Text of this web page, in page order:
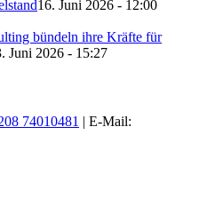
16. Juni 2026 - 12:00
bündeln ihre Kräfte für
Juni 2026 - 15:27
74010481 | E-Mail: